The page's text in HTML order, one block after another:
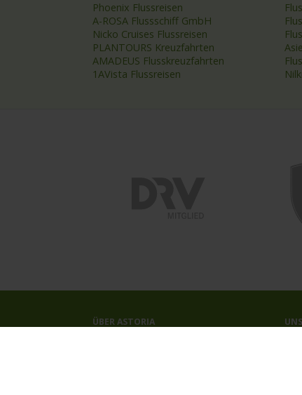
Phoenix Flussreisen
A-ROSA Flussschiff GmbH
Nicko Cruises Flussreisen
PLANTOURS Kreuzfahrten
AMADEUS Flusskreuzfahrten
1AVista Flussreisen
ÜBER ASTORIA